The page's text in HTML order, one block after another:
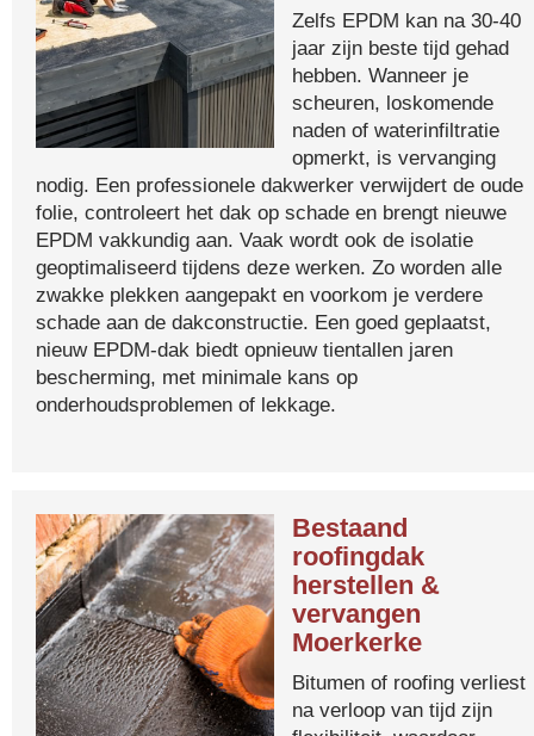
Zelfs EPDM kan na 30-40
jaar zijn beste tijd gehad
hebben. Wanneer je
scheuren, loskomende
naden of waterinfiltratie
opmerkt, is vervanging
nodig. Een professionele dakwerker verwijdert de oude
folie, controleert het dak op schade en brengt nieuwe
EPDM vakkundig aan. Vaak wordt ook de isolatie
geoptimaliseerd tijdens deze werken. Zo worden alle
zwakke plekken aangepakt en voorkom je verdere
schade aan de dakconstructie. Een goed geplaatst,
nieuw EPDM-dak biedt opnieuw tientallen jaren
bescherming, met minimale kans op
onderhoudsproblemen of lekkage.
Bestaand
roofingdak
herstellen &
vervangen
Moerkerke
Bitumen of roofing verliest
na verloop van tijd zijn